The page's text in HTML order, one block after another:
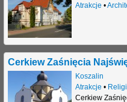
Atrakcje •
Cerkiew Zaśnięcia
Koszalin
Atrakcje •
Cerkiew